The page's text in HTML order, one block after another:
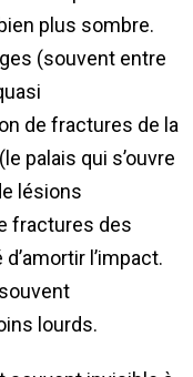
plus sombre.
(souvent entre
de fractures de la
palais qui s’ouvre
lésions
fractures des
l’impact.
lourds.